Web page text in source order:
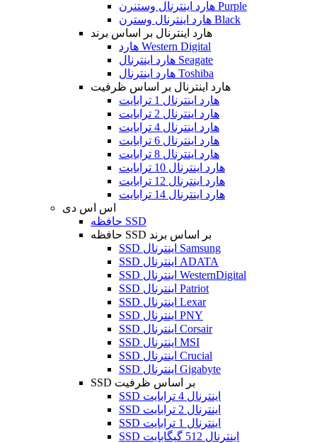
هارد اینترنال وستنرن Purple
هارد اینترنال وسترن Black
هارد اینترنال بر اساس برند
هارد Western Digital
هارد اینترنال Seagate
هارد اینترنال Toshiba
هارد اینترنال بر اساس ظرفیت
هارد اینترنال 1 ترابایت
هارد اینترنال 2 ترابایت
هارد اینترنال 4 ترابایت
هارد اینترنال 6 ترابایت
هارد اینترنال 8 ترابایت
هارد اینترنال 10 ترابایت
هارد اینترنال 12 ترابایت
هارد اینترنال 14 ترابایت
اس اس دی
حافظه SSD
حافظه SSD بر اساس برند
SSD اینترنال Samsung
SSD اینترنال ADATA
SSD اینترنال WesternDigital
SSD اینترنال Patriot
SSD اینترنال Lexar
SSD اینترنال PNY
SSD اینترنال Corsair
SSD اینترنال MSI
SSD اینترنال Crucial
SSD اینترنال Gigabyte
SSD بر اساس ظرفیت
SSD اینترنال 4 ترابایت
SSD اینترنال 2 ترابایت
SSD اینترنال 1 ترابایت
SSD اینترنال 512 گیگابایت